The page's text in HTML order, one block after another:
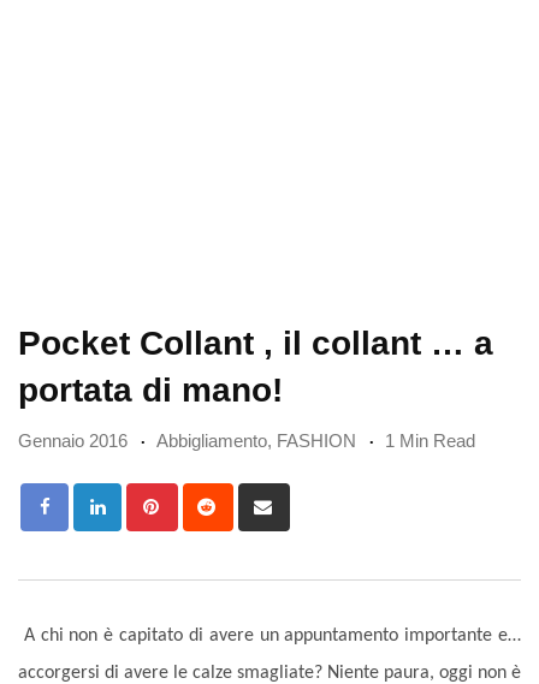
Pocket Collant , il collant … a
portata di mano!
Gennaio 2016 Abbigliamento, FASHION 1 Min Read
PinterestReddit
via
A chi non è capitato di avere un appuntamento importante e…
accorgersi di avere le calze smagliate? Niente paura, oggi non è